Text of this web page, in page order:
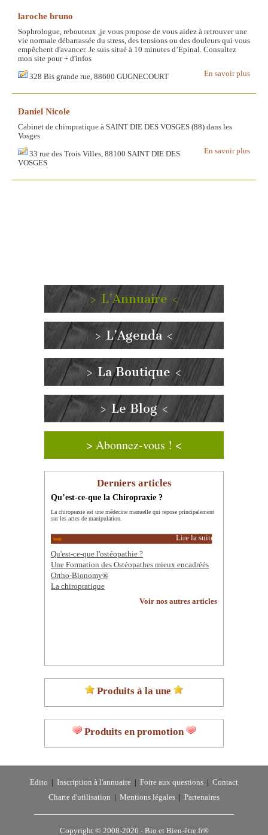
laroche bruno
Sophrologue, rebouteux ,je vous propose de vous aidez à retrouver une
vie normale débarrassée du stress, des tensions ou des douleurs qui vous
empêchent d'avancer. Je suis situé à 10 minutes d’Epinal. Consultez
mon site pour + d'infos
En savoir plus
328 Bis grande rue, 88600 GUGNECOURT
Daniel Nicole
Cabinet de chiropratique à SAINT DIE DES VOSGES (88) dans les
Vosges
En savoir plus
33 rue des Trois Villes, 88100 SAINT DIE DES
VOSGES
> L’Annuaire <
> L’Agenda <
> La Boutique <
> Le Blog <
> Abonnez-vous ! <
Derniers articles
Qu’est-ce-que la Chiropraxie ?
La chiropraxie est une médecine manuelle qui repose principalement
sur les actes de manipulation.
Lire la suite
Qu'est-ce-que l'ostéopathie ?
Une Formation des Ostéopathes mieux encadréés
Ortho-Bionomy®
La chiropratique
Voir nos autres articles
Produits à la une
Produits en promotion
Edito Inscription à l'annuaire Foire aux questions
Contact
Charte d'utilisation
Mentions légales Partenaires
Copyright © 2008-2026 - Bio et Bien-être.fr®